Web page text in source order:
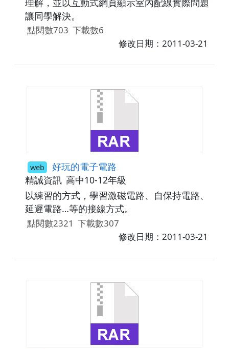
讓同學解決。
點閱數703 下載數6
修改日期：2011-03-21
web 好玩的電子電路
精誠資訊 高中10-12年級
以練習的方式，學習激磁電路、自保持電路、
延遲電路…等的接線方式。
點閱數2321 下載數307
修改日期：2011-03-21